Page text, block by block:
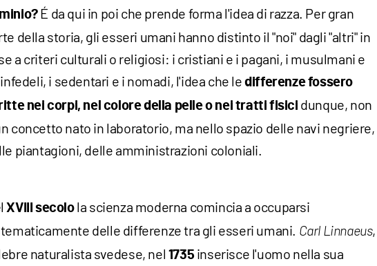
É da qui in poi che prende forma l'idea di razza. Per gran
della storia, gli esseri umani hanno distinto il "noi" dagli "altri" in
a criteri culturali o religiosi: i cristiani e i pagani, i musulmani e
i sedentari e i nomadi, l'idea che ledifferenze fossero
nei corpi, nel colore della pelle o nei tratti fisici dunque, non
concetto nato in laboratorio, ma nello spazio delle navi negriere,
piantagioni, delle amministrazioni coloniali.
XVIII secolo la scienza moderna comincia a occuparsi
delle differenze tra gli esseri umani. Carl Linnaeus,
naturalista svedese, nel 1735inserisce l'uomo nella sua